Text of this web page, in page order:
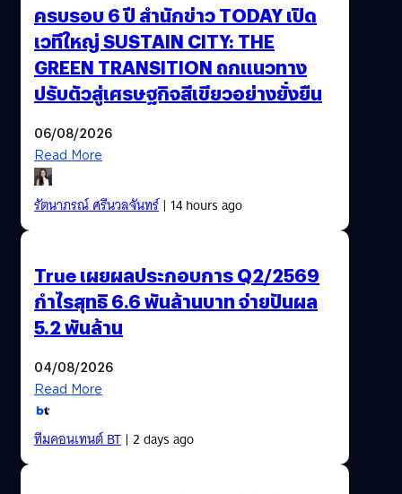
ครบรอบ 6 ปี สำนักข่าว TODAY เปิด
เวทีใหญ่ SUSTAIN CITY: THE
GREEN TRANSITION ถกแนวทาง
ปรับตัวสู่เศรษฐกิจสีเขียวอย่างยั่งยืน
06/08/2026
Read More
รัตนาภรณ์ ศรีนวลจันทร์| 14 hours ago
True เผยผลประกอบการ Q2/2569
กำไรสุทธิ 6.6 พันล้านบาท จ่ายปันผล
5.2 พันล้าน
04/08/2026
Read More
ทีมคอนเทนต์ BT| 2 days ago